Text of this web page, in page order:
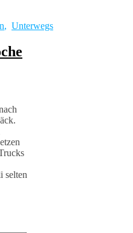
, Unterwegs
selten